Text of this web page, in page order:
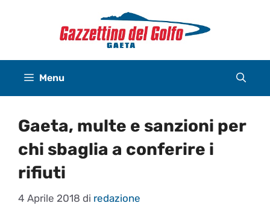
Menu
Gaeta, multe e sanzioni per
chi sbaglia a conferire i
rifiuti
4 Aprile 2018 di redazione